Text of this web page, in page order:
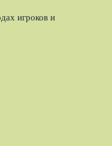
игроков и